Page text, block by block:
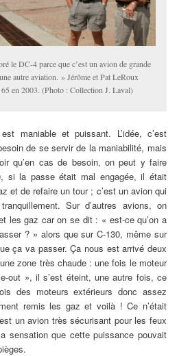
le DC-4 parce que c’est un avion de grande
autre aviation. » Jérôme et Pat LeRoux
en 2003. (Photo : Collection J. Laval)
maniable et puissant. L’idée, c’est
de se servir de la maniabilité, mais
qu’en cas de besoin, on peut y faire
si la passe était mal engagée, il était
et de refaire un tour ; c’est un avion qui
Sur d’autres avions, on
les gaz car on se dit : « est-ce qu’on a
? » alors que sur C-130, même sur
ça va passer. Ça nous est arrivé deux
zone très chaude : une fois le moteur
out », il s’est éteint, une autre fois, ce
des moteurs extérieurs donc assez
remis les gaz et voilà ! Ce n’était
un avion très sécurisant pour les feux
sensation que cette puissance pouvait